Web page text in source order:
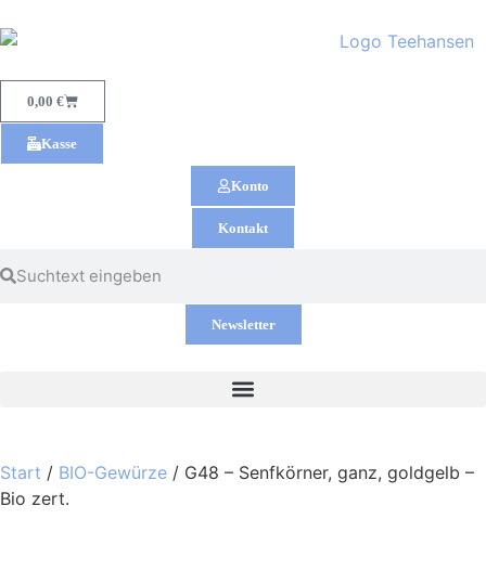
0,00 €
Kasse
Konto
Kontakt
Newsletter
Start / BIO-Gewürze / G48 – Senfkörner, ganz, goldgelb –
Bio zert.